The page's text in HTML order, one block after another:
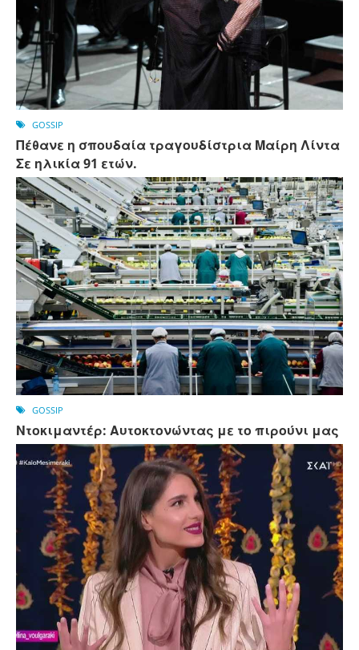
GOSSIP
Πέθανε η σπουδαία τραγουδίστρια Μαίρη Λίντα
Σε ηλικία 91 ετών.
GOSSIP
Ντοκιμαντέρ: Αυτοκτονώντας με το πιρούνι μας